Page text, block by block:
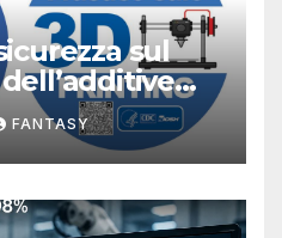
sul
secondo
FANTASY